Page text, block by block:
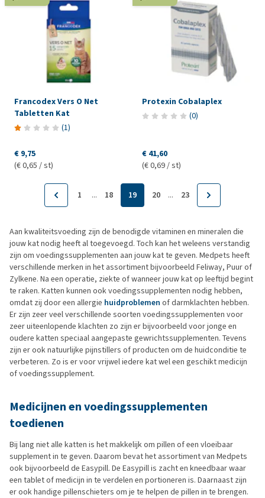
Francodex Vers O Net
Tabletten Kat
(1)
€ 9,75
(€ 0,65 / st)
Protexin Cobalaplex
(0)
€ 41,60
(€ 0,69 / st)
1 ... 18 19 20 ... 23
Aan kwaliteitsvoeding zijn de benodigde vitaminen en mineralen die
jouw kat nodig heeft al toegevoegd. Toch kan het weleens verstandig
zijn om voedingssupplementen aan jouw kat te geven. Medpets heeft
verschillende merken in het assortiment bijvoorbeeld Feliway, Puur of
Zylkene. Na een operatie, ziekte of wanneer jouw kat op leeftijd begint
te raken. Katten kunnen ook voedingssupplementen nodig hebben,
omdat zij door een allergie huidproblemen of darmklachten hebben.
Er zijn zeer veel verschillende soorten voedingssupplementen voor
zeer uiteenlopende klachten zo zijn er bijvoorbeeld voor jonge en
oudere katten speciaal aangepaste gewrichtssupplementen. Tevens
zijn er ook natuurlijke pijnstillers of producten om de huidconditie te
verbeteren. Zo is er voor vrijwel iedere kat wel een geschikt medicijn
of voedingssupplement.
Medicijnen en voedingssupplementen
toedienen
Bij lang niet alle katten is het makkelijk om pillen of een vloeibaar
supplement in te geven. Daarom bevat het assortiment van Medpets
ook bijvoorbeeld de Easypill. De Easypill is zacht en kneedbaar waar
een tablet of medicijn in te verdelen en portioneren is. Daarnaast zijn
er ook handige pillenschieters om je te helpen de pillen in te brengen.